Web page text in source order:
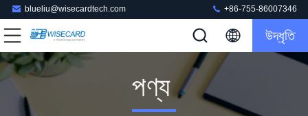
blueliu@wisecardtech.com +86-755-86007346
উদ্ধৃতি
পণ্য